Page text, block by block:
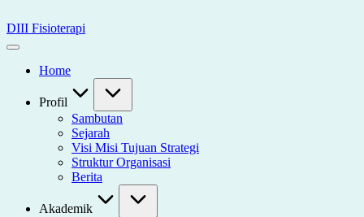
to
content
DIII Fisioterapi
Universitas
HusadaHome
Profil
Sambutan
Sejarah
Visi Misi Tujuan Strategi
Struktur Organisasi
Berita
Akademik